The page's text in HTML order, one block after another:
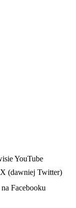
YouTube
(dawniej Twitter)
Facebooku